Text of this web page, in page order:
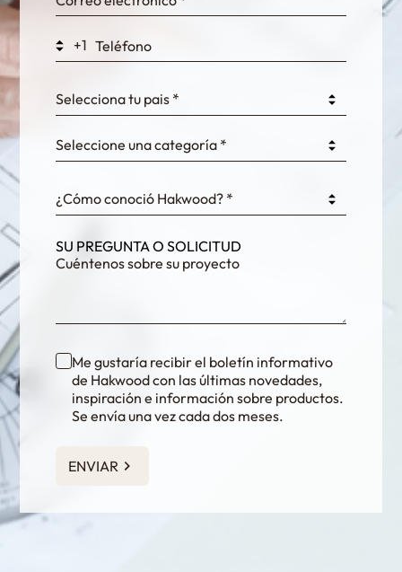
WEK7sP7DXp5OiEV
fKG333tDPmDdJm8
+1
Selecciona tu pais *
Seleccione una categoría *
¿Cómo conoció Hakwood? *
SU PREGUNTA O SOLICITUD
Me gustaría recibir el boletín informativo
de Hakwood con las últimas novedades,
inspiración e información sobre productos.
Se envía una vez cada dos meses.
ENVIAR